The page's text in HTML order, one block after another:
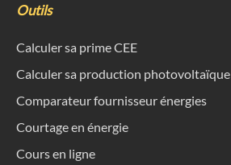
Outils
Calculer sa prime CEE
Calculer sa production photovoltaïque
Comparateur fournisseur énergies
Courtage en énergie
Cours en ligne